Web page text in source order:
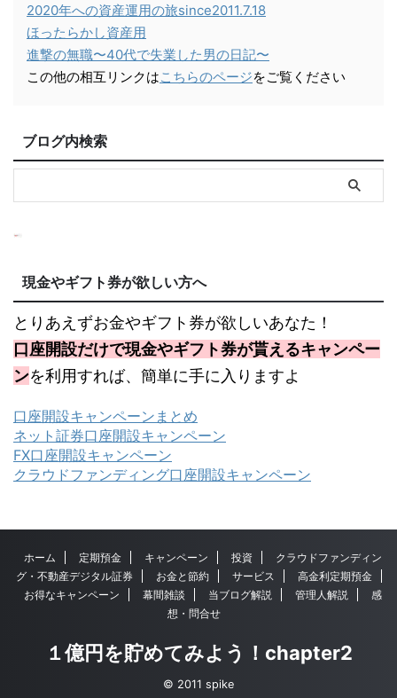
2020年への資産運用の旅since2011.7.18
ほったらかし資産用
進撃の無職〜40代で失業した男の日記〜
この他の相互リンクはこちらのページをご覧ください
ブログ内検索
現金やギフト券が欲しい方へ
とりあえずお金やギフト券が欲しいあなた！
口座開設だけで現金やギフト券が貰えるキャンペー
ンを利用すれば、簡単に手に入りますよ
口座開設キャンペーンまとめ
ネット証券口座開設キャンペーン
FX口座開設キャンペーン
クラウドファンディング口座開設キャンペーン
ホーム 定期預金 キャンペーン 投資
クラウドファンディン
グ・不動産デジタル証券
お金と節約 サービス
高金利定期預金
お得なキャンペーン
幕間雑談 当ブログ解説 管理人解説
感
想・問合せ
１億円を貯めてみよう！chapter2
© 2011 spike